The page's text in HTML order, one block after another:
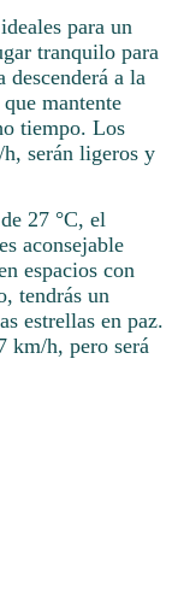
para un
tranquilo para
a la
mantente
tiempo. Los
serán ligeros y
27 °C, el
aconsejable
espacios con
tendrás un
estrellas en paz.
km/h, pero será